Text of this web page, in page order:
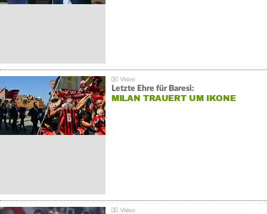
Letzte Ehre für Baresi:
MILAN TRAUERT UM IKONE